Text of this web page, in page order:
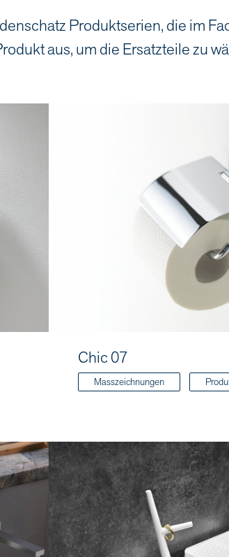
Produktserien, die im
aus, um die Ersatzteile zu
Chic 07
Masszeichnungen